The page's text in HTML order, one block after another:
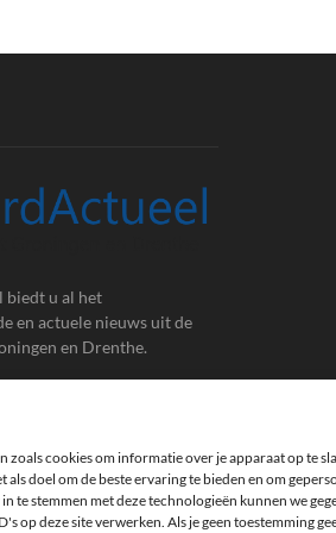
zoals cookies om informatie over je apparaat op te
als doel om de beste ervaring te bieden en om
te stemmen met deze technologieën kunnen we
op deze site verwerken. Als je geen toestemming
biedt u al het
en actuele nieuws uit de
en Drenthe.